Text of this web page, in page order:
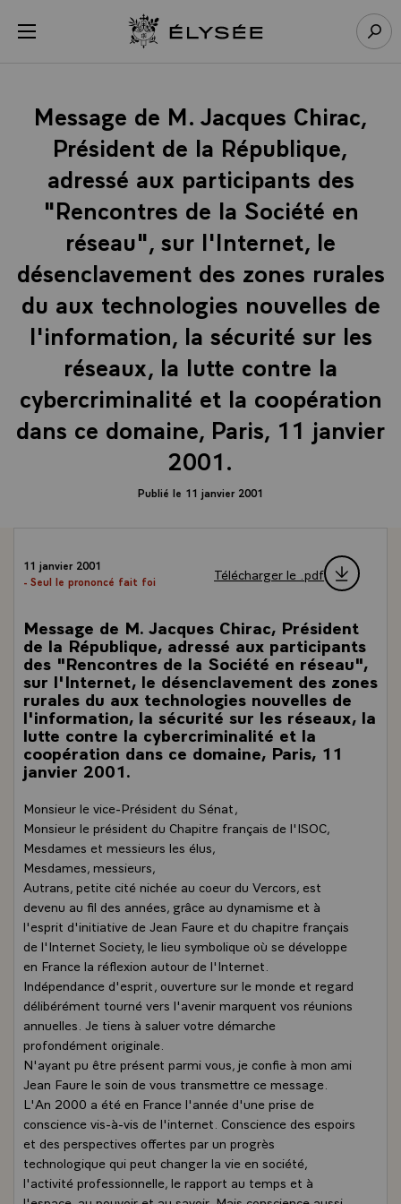
menu Retour à l’accueil Élysée
Message de M. Jacques Chirac,
Président de la République,
adressé aux participants des
"Rencontres de la Société en
réseau", sur l'Internet, le
désenclavement des zones rurales
du aux technologies nouvelles de
l'information, la sécurité sur les
réseaux, la lutte contre la
cybercriminalité et la coopération
dans ce domaine, Paris, 11 janvier
2001.
Publié le 11 janvier 2001
11 janvier 2001
- Seul le prononcé fait foi
Télécharger le .pdf
Message de M. Jacques Chirac, Président
de la République, adressé aux participants
des "Rencontres de la Société en réseau",
sur l'Internet, le désenclavement des zones
rurales du aux technologies nouvelles de
l'information, la sécurité sur les réseaux, la
lutte contre la cybercriminalité et la
coopération dans ce domaine, Paris, 11
janvier 2001.
Monsieur le vice-Président du Sénat,
Monsieur le président du Chapitre français de l'ISOC,
Mesdames et messieurs les élus,
Mesdames, messieurs,
Autrans, petite cité nichée au coeur du Vercors, est
devenu au fil des années, grâce au dynamisme et à
l'esprit d'initiative de Jean Faure et du chapitre français
de l'Internet Society, le lieu symbolique où se développe
en France la réflexion autour de l'Internet.
Indépendance d'esprit, ouverture sur le monde et regard
délibérément tourné vers l'avenir marquent vos réunions
annuelles. Je tiens à saluer votre démarche
profondément originale.
N'ayant pu être présent parmi vous, je confie à mon ami
Jean Faure le soin de vous transmettre ce message.
L'An 2000 a été en France l'année d'une prise de
conscience vis-à-vis de l'internet. Conscience des espoirs
et des perspectives offertes par un progrès
technologique qui peut changer la vie en société,
l'activité professionnelle, le rapport au temps et à
Panneau de gestion des cookies